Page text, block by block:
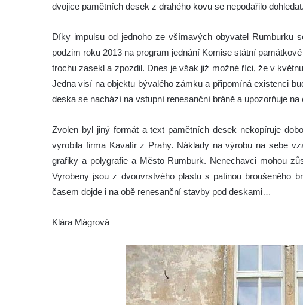
dvojice pamětních desek z drahého kovu se nepodařilo dohledat.
Díky impulsu od jednoho ze všímavých obyvatel Rumburku
podzim roku 2013 na program jednání Komise státní
trochu zasekl a zpozdil. Dnes je však již možné říci, že v
Jedna visí na objektu bývalého zámku a připomíná existenci
deska se nachází na vstupní renesanční bráně a upozorňuje
Zvolen byl jiný formát a text pamětních desek nekopíruje
vyrobila firma Kavalír z Prahy. Náklady na výrobu na sebe
grafiky a polygrafie a Město Rumburk. Nenechavci mohou
Vyrobeny jsou z dvouvrstvého plastu s patinou broušeného
časem dojde i na obě renesanční stavby pod deskami…
Klára Mágrová